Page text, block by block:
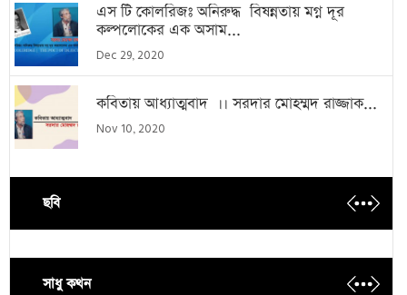
এস টি কোলরিজঃ অনিরুদ্ধ বিষন্নতায় মগ্ন দূর
কল্পলোকের এক অসাম...
Dec 29, 2020
কবিতায় আধ্যাত্মবাদ ।। সরদার মোহম্মদ রাজ্জাক...
Nov 10, 2020
ছবি
সাধু কথন